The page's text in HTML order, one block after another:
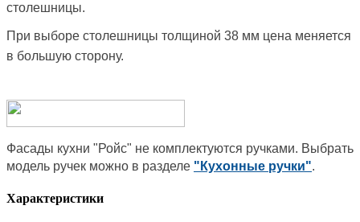
столешницы.
При выборе столешницы толщиной 38 мм цена меняется
в большую сторону.
Фасады кухни "Ройс" не комплектуются ручками. Выбрать
модель ручек можно в разделе "Кухонные ручки".
Характеристики